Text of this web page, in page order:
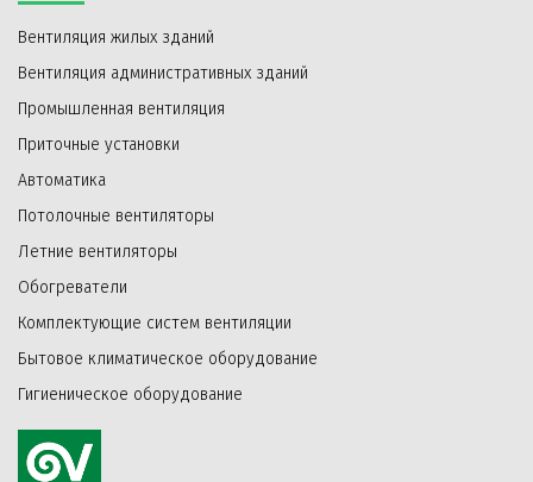
Вентиляция жилых зданий
Вентиляция административных зданий
Промышленная вентиляция
Приточные установки
Автоматика
Потолочные вентиляторы
Летние вентиляторы
Обогреватели
Комплектующие систем вентиляции
Бытовое климатическое оборудование
Гигиеническое оборудование